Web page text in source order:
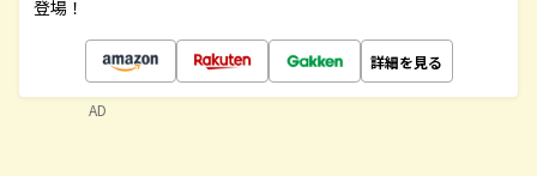
登場！
詳細を見る
AD